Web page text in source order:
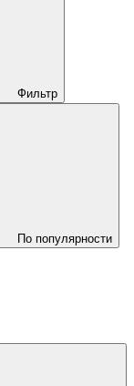
Фильтр
По популярности